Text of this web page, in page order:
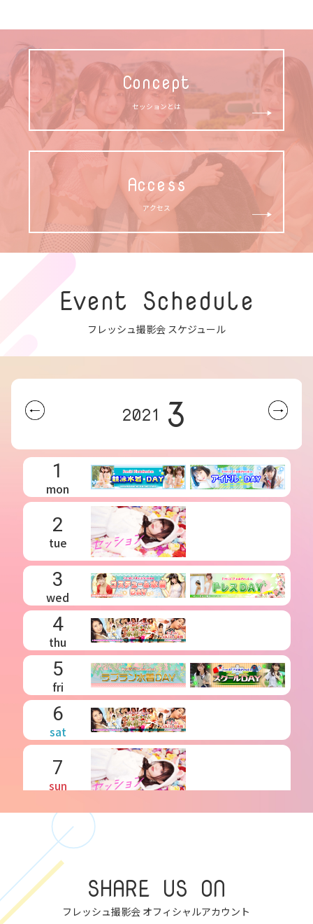
Concept
セッションとは
Access
アクセス
Event Schedule
フレッシュ撮影会 スケジュール
2021 3
1
mon
2
tue
3
wed
4
thu
5
fri
6
sat
7
sun
8
mon
9
tue
10
SHARE US ON
フレッシュ撮影会 オフィシャルアカウント